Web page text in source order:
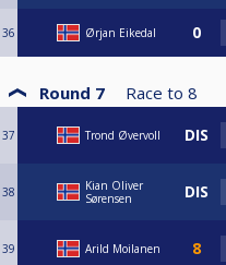
36 Ørjan Eikedal
Round 7 Race to 8
37 Trond Øvervoll
38
Kian Oliver
Sørensen
39 Arild Moilanen